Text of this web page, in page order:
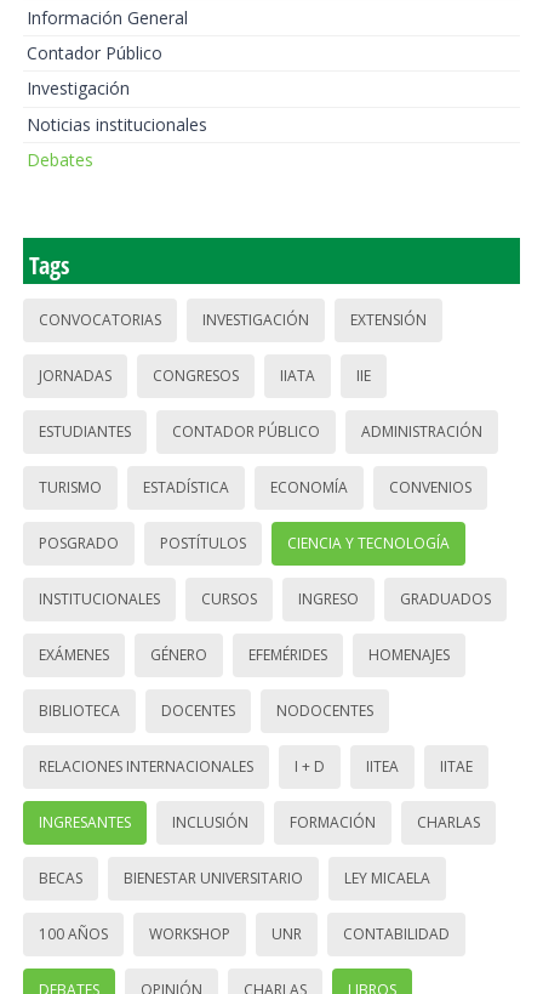
Información General
Contador Público
Investigación
Noticias institucionales
Debates
Tags
CONVOCATORIAS INVESTIGACIÓN EXTENSIÓN
JORNADAS CONGRESOS IIATA IIE
ESTUDIANTES CONTADOR PÚBLICO ADMINISTRACIÓN
TURISMO ESTADÍSTICA ECONOMÍA CONVENIOS
POSGRADO POSTÍTULOS CIENCIA Y TECNOLOGÍA
INSTITUCIONALES CURSOS INGRESO GRADUADOS
EXÁMENES GÉNERO EFEMÉRIDES HOMENAJES
BIBLIOTECA DOCENTES NODOCENTES
RELACIONES INTERNACIONALES I + D IITEA IITAE
INGRESANTES INCLUSIÓN FORMACIÓN CHARLAS
BECAS BIENESTAR UNIVERSITARIO LEY MICAELA
100 AÑOS WORKSHOP UNR CONTABILIDAD